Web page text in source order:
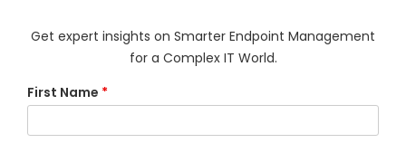
Get expert insights on Smarter Endpoint Management
for a Complex IT World.
First Name *